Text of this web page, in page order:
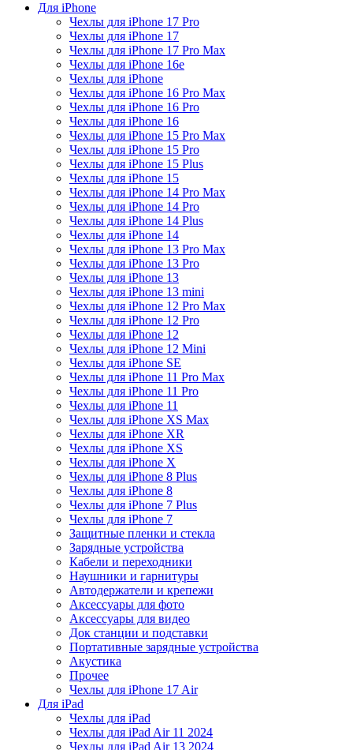
Для iPhone
Чехлы для iPhone 17 Pro
Чехлы для iPhone 17
Чехлы для iPhone 17 Pro Max
Чехлы для iPhone 16e
Чехлы для iPhone
Чехлы для iPhone 16 Pro Max
Чехлы для iPhone 16 Pro
Чехлы для iPhone 16
Чехлы для iPhone 15 Pro Max
Чехлы для iPhone 15 Pro
Чехлы для iPhone 15 Plus
Чехлы для iPhone 15
Чехлы для iPhone 14 Pro Max
Чехлы для iPhone 14 Pro
Чехлы для iPhone 14 Plus
Чехлы для iPhone 14
Чехлы для iPhone 13 Pro Max
Чехлы для iPhone 13 Pro
Чехлы для iPhone 13
Чехлы для iPhone 13 mini
Чехлы для iPhone 12 Pro Max
Чехлы для iPhone 12 Pro
Чехлы для iPhone 12
Чехлы для iPhone 12 Mini
Чехлы для iPhone SE
Чехлы для iPhone 11 Pro Max
Чехлы для iPhone 11 Pro
Чехлы для iPhone 11
Чехлы для iPhone XS Max
Чехлы для iPhone XR
Чехлы для iPhone XS
Чехлы для iPhone X
Чехлы для iPhone 8 Plus
Чехлы для iPhone 8
Чехлы для iPhone 7 Plus
Чехлы для iPhone 7
Защитные пленки и стекла
Зарядные устройства
Кабели и переходники
Наушники и гарнитуры
Автодержатели и крепежи
Аксессуары для фото
Аксессуары для видео
Док станции и подставки
Портативные зарядные устройства
Акустика
Прочее
Чехлы для iPhone 17 Air
Для iPad
Чехлы для iPad
Чехлы для iPad Air 11 2024
Чехлы для iPad Air 13 2024